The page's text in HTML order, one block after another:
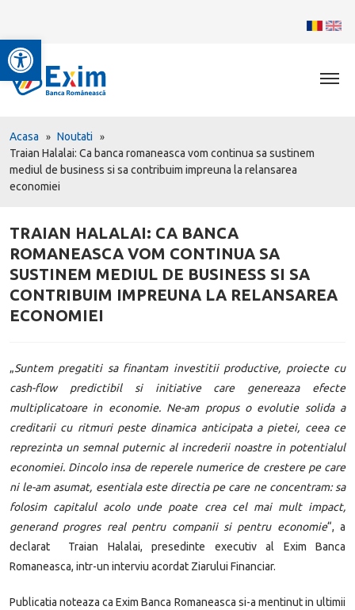
Deschide bara de unelte
Acasa
Noutati
Traian Halalai: Ca banca romaneasca vom continua sa sustinem
mediul de business si sa contribuim impreuna la relansarea
economiei
TRAIAN HALALAI: CA BANCA
ROMANEASCA VOM CONTINUA SA
SUSTINEM MEDIUL DE BUSINESS SI SA
CONTRIBUIM IMPREUNA LA RELANSAREA
ECONOMIEI
„Suntem pregatiti sa finantam investitii productive, proiecte cu
cash-flow predictibil si initiative care genereaza efecte
multiplicatoare in economie. Ne-am propus o evolutie solida a
creditarii cu ritmuri peste dinamica anticipata a pietei, ceea ce
reprezinta un semnal puternic al increderii noastre in potentialul
economiei. Dincolo insa de reperele numerice de crestere pe care
ni le-am asumat, esentiala este directia pe care ne concentram: sa
folosim capitalul acolo unde poate crea cel mai mult impact,
generand progres real pentru companii si pentru economie“, a
declarat Traian Halalai, presedinte executiv al Exim Banca
Romaneasca, intr-un interviu acordat Ziarului Financiar.
Publicatia noteaza ca Exim Banca Romaneasca si-a mentinut in ultimii